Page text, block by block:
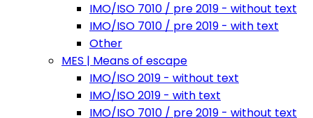
IMO/ISO 7010 / pre 2019 - without text
IMO/ISO 7010 / pre 2019 - with text
Other
MES | Means of escape
IMO/ISO 2019 - without text
IMO/ISO 2019 - with text
IMO/ISO 7010 / pre 2019 - without text